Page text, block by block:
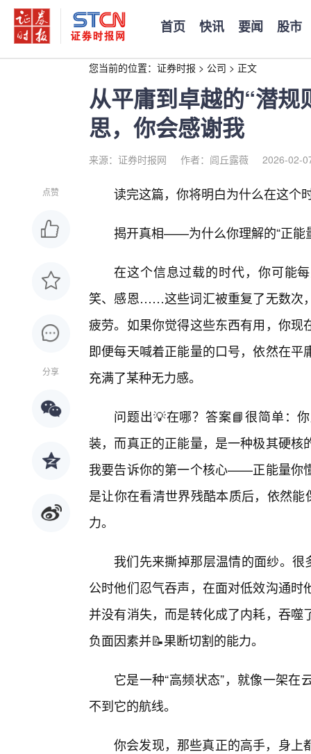
首页 快讯 要闻 股市
您当前的位置： 证券时报 > 公司 > 正文
从平庸到卓越的“潜
思，你会感谢我
来源：证券时报网 作者：闾丘露薇 2026-02-
点赞
分享
读完这篇，你将明白为什么在这个
揭开真相——为什么你理解的“正能
在这个信息过载的时代，你可能
笑、感恩……这些词汇被重复了无数次
疲劳。如果你觉得这些东西有用，你
即便每天喊着正能量的口号，依然在
充满了某种无力感。
问题出💡在哪？答案📘很简单：
装，而真正的正能量，是一种极其硬
我要告诉你的第一个核心——正能量你
是让你在看清世界残酷本质后，依然
力。
我们先来撕掉那层温情的面纱。很
公时他们忍气吞声，在面对低效沟通
并没有消失，而是转化成了内耗，吞
负面因素并📝果断切割的能力。
它是一种“高频状态”，就像一架
不到它的航线。
你会发现，那些真正的高手，身上